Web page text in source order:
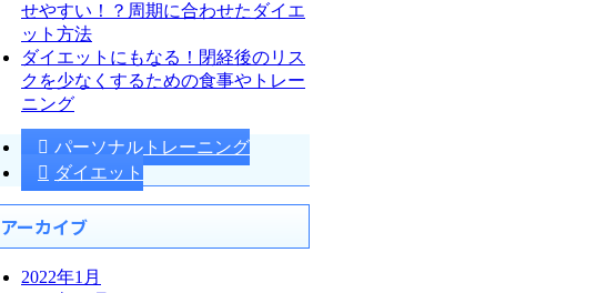
せやすい！？周期に合わせたダイエ
ット方法
ダイエットにもなる！閉経後のリス
クを少なくするための食事やトレー
ニング
パーソナルトレーニング
ダイエット
アーカイブ
2022年1月